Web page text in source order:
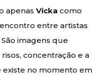
apenasVicka como
entre artistas
imagens que
concentração e a
existe no momento em